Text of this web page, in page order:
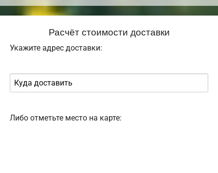
Расчёт стоимости доставки
Укажите адрес доставки:
Либо отметьте место на карте: